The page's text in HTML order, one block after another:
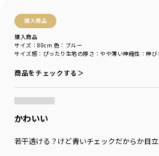
購入商品
購入商品
サイズ感 ：ぴったり 生地の厚さ ：やや薄い伸縮性 ：伸
サイズ：80cm 色：ブルー
商品をチェックする＞
かわいい
若干透ける？けど青いチェックだからか目
伸縮性：トップスなし・ボトムスあり
＼このアイテムのおそろい特集ページはこちら